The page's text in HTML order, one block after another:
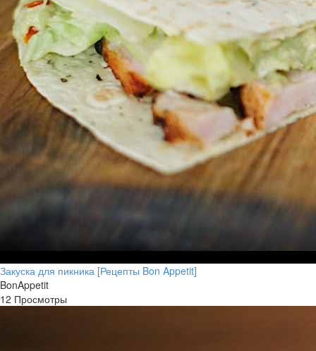
Закуска для пикника [Рецепты Bon Appetit]
BonAppetit
12 Просмотры